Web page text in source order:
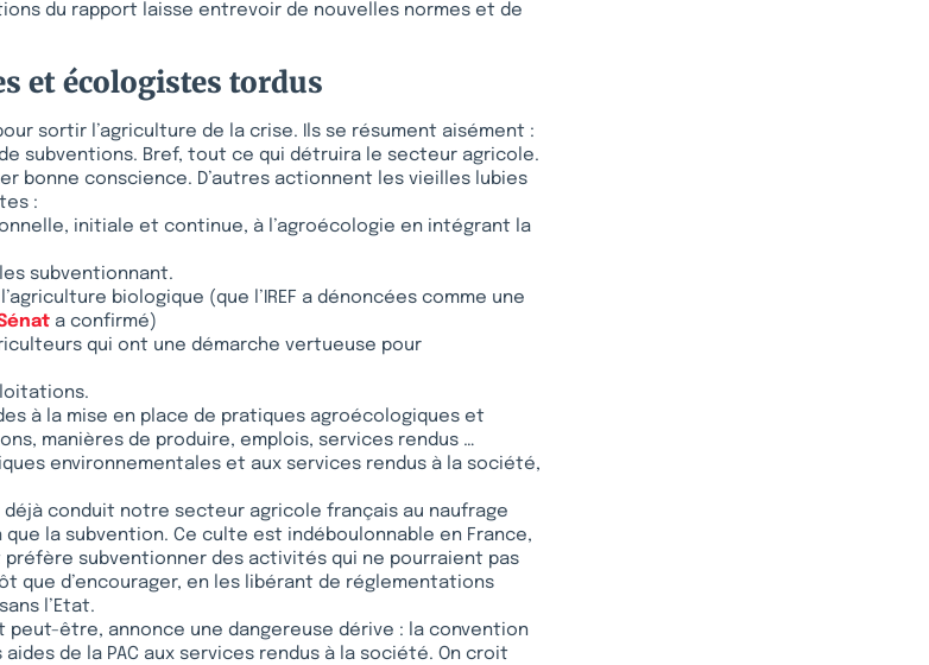
du rapport laisse entrevoir de nouvelles normes et de
et écologistes tordus
sortir l’agriculture de la crise. Ils se résument aisément :
subventions. Bref, tout ce qui détruira le secteur agricole.
bonne conscience. D’autres actionnent les vieilles lubies
:
initiale et continue, à l’agroécologie en intégrant la
subventionnant.
biologique (que l’IREF a dénoncées comme une
a confirmé)
qui ont une démarche vertueuse pour
à la mise en place de pratiques agroécologiques et
manières de produire, emplois, services rendus …
environnementales et aux services rendus à la société,
conduit notre secteur agricole français au naufrage
la subvention. Ce culte est indéboulonnable en France,
préfère subventionner des activités qui ne pourraient pas
que d’encourager, en les libérant de réglementations
l’Etat.
peut-être, annonce une dangereuse dérive : la convention
de la PAC aux services rendus à la société. On croit